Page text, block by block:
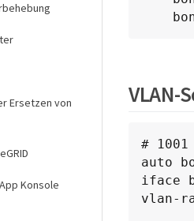
Ersetzen von
Konsole
VLAN-
#
auto
iface
vlan-